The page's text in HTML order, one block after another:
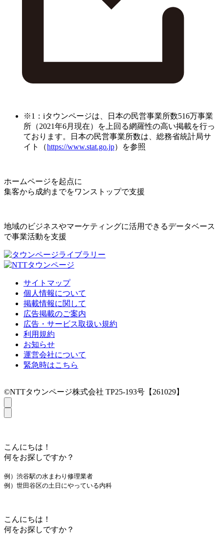
※1：iタウンページは、日本の民営事業所数516万事業
所（2021年6月現在）を上回る網羅性の高い掲載を行っ
ております。日本の民営事業所数は、総務省統計局サ
イト（https://www.stat.go.jp）を参照
ホームページを起点に
集客から成約までをワンストップで支援
地域のビジネスやマーケティングに活用できるデータベース
で事業活動を支援
サイトマップ
個人情報について
掲載情報に関して
広告掲載のご案内
広告・サービス取扱い規約
利用規約
お知らせ
運営会社について
緊急時はこちら
©NTTタウンページ株式会社 TP25-193号【261029】
こんにちは！
何をお探しですか？
例）渋谷駅の水まわり修理業者
例）世田谷区の土日にやっている内科
こんにちは！
何をお探しですか？